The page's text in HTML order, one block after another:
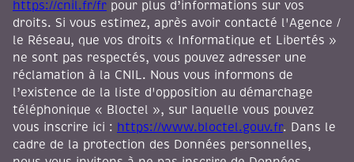
https://cnil.fr/fr pour plus d’informations sur vos
droits. Si vous estimez, après avoir contacté l'Agence /
le Réseau, que vos droits « Informatique et Libertés »
ne sont pas respectés, vous pouvez adresser une
réclamation à la CNIL. Nous vous informons de
l’existence de la liste d'opposition au démarchage
téléphonique « Bloctel », sur laquelle vous pouvez
vous inscrire ici : https://www.bloctel.gouv.fr. Dans le
cadre de la protection des Données personnelles,